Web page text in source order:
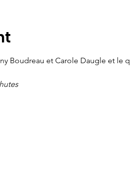
Boudreau et Carole Daugle et le